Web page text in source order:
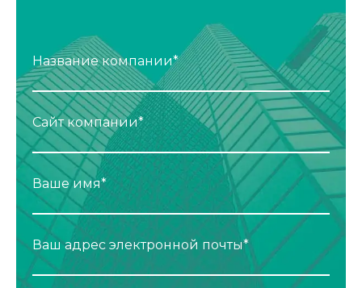
Название компании*
Сайт компании*
Ваше имя*
Ваш адрес электронной почты*